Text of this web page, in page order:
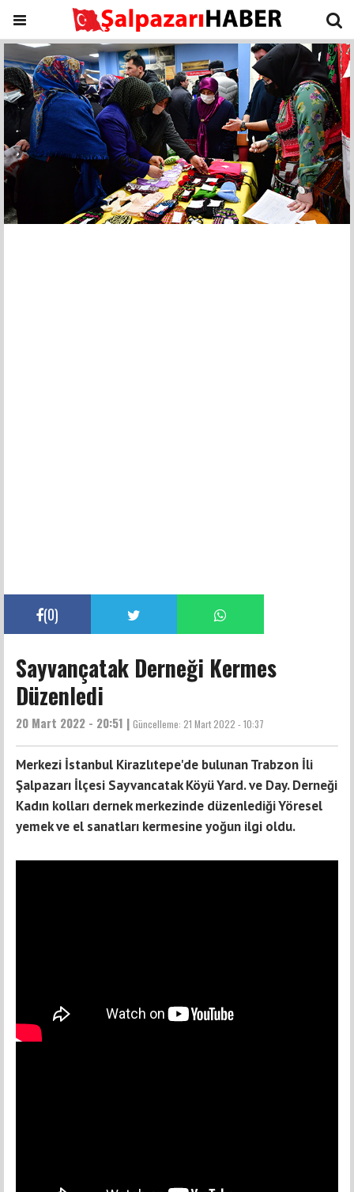
(0)
Sayvançatak Derneği Kermes
Düzenledi
20 Mart 2022 - 20:51 | Güncelleme: 21 Mart 2022 - 10:37
Merkezi İstanbul Kirazlıtepe'de bulunan Trabzon İli
Şalpazarı İlçesi Sayvancatak Köyü Yard. ve Day. Derneği
Kadın kolları dernek merkezinde düzenlediği Yöresel
yemek ve el sanatları kermesine yoğun ilgi oldu.